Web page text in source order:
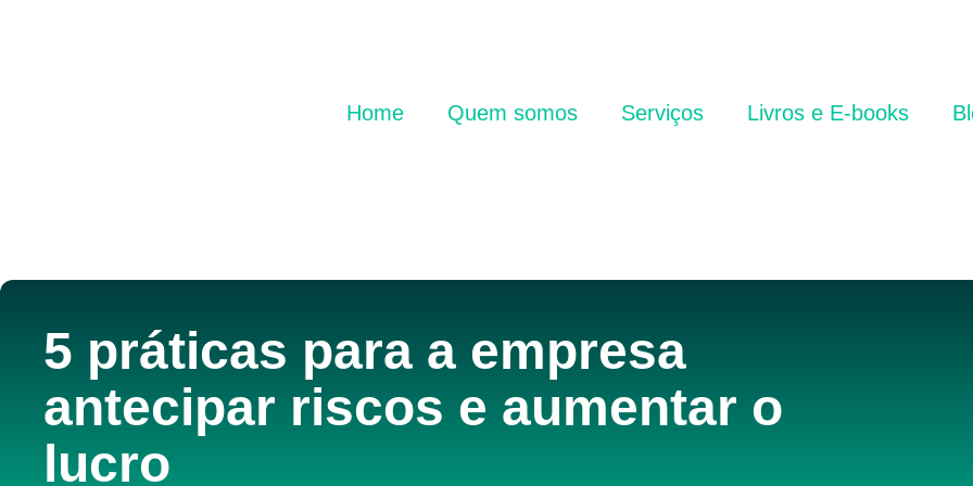
Home Quem somos Serviços Livros e E-books
5 práticas para a empresa
antecipar riscos e aumentar o
lucro